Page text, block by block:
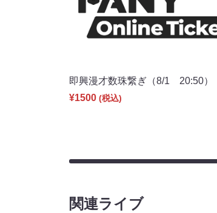
即興漫才数珠繋ぎ（8/1 20:50）
¥1500 (税込)
関連ライブ